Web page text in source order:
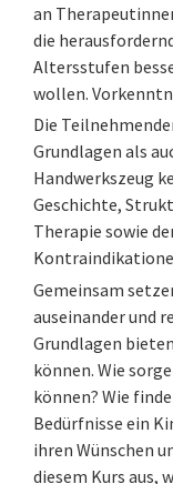
an
die
Altersstufen
wollen.
Die
Grundlagen als
Handwerkszeug
Geschichte,
Therapie sowie
Gemeinsam
auseinander und
Grundlagen
können. Wie
können? Wie
Bedürfnisse ein
ihren Wünschen
diesem Kurs aus,